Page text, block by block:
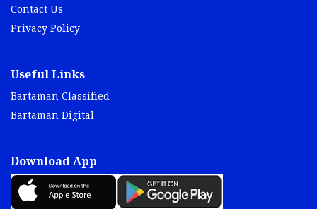
Contact Us
Privacy Policy
Useful Links
Bartaman Classified
Bartaman Digital
Download App